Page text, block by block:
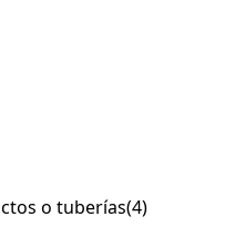
o tuberías(4)